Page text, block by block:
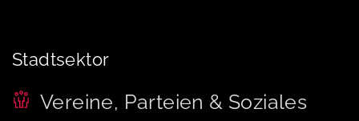
Stadtsektor
Vereine, Parteien & Soziales